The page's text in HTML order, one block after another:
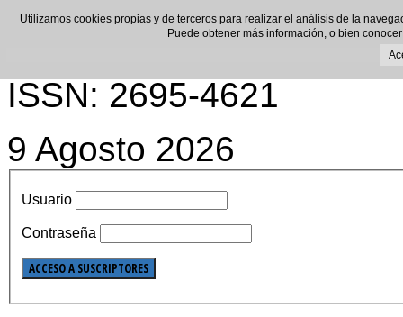
ISSN: 2695-4621
9 Agosto 2026
Usuario
Contraseña
Utilizamos cookies propias y de terceros para realizar el análisis de la
Puede obtener más información, o bien